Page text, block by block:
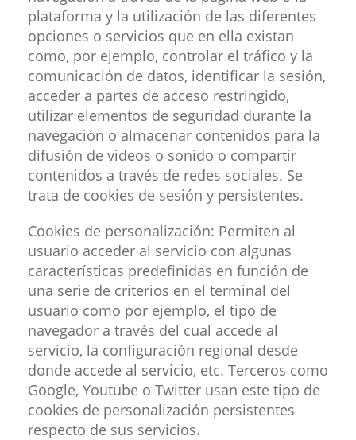
plataforma y la utilización de las diferentes
opciones o servicios que en ella existan
como, por ejemplo, controlar el tráfico y la
comunicación de datos, identificar la sesión,
acceder a partes de acceso restringido,
utilizar elementos de seguridad durante la
navegación o almacenar contenidos para la
difusión de videos o sonido o compartir
contenidos a través de redes sociales. Se
trata de cookies de sesión y persistentes.
Cookies de personalización: Permiten al
usuario acceder al servicio con algunas
características predefinidas en función de
una serie de criterios en el terminal del
usuario como por ejemplo, el tipo de
navegador a través del cual accede al
servicio, la configuración regional desde
donde accede al servicio, etc. Terceros como
Google, Youtube o Twitter usan este tipo de
cookies de personalización persistentes
respecto de sus servicios.